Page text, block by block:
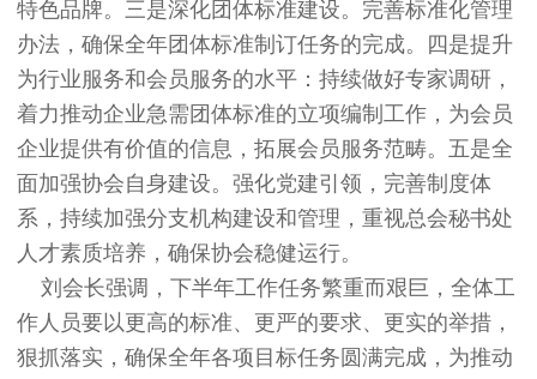
特色品牌。三是深化团体标准建设。完善标准化管理
办法，确保全年团体标准制订任务的完成。四是提升
为行业服务和会员服务的水平：持续做好专家调研，
着力推动企业急需团体标准的立项编制工作，为会员
企业提供有价值的信息，拓展会员服务范畴。五是全
面加强协会自身建设。强化党建引领，完善制度体
系，持续加强分支机构建设和管理，重视总会秘书处
人才素质培养，确保协会稳健运行。
刘会长强调，下半年工作任务繁重而艰巨，全体工
作人员要以更高的标准、更严的要求、更实的举措，
狠抓落实，确保全年各项目标任务圆满完成，为推动